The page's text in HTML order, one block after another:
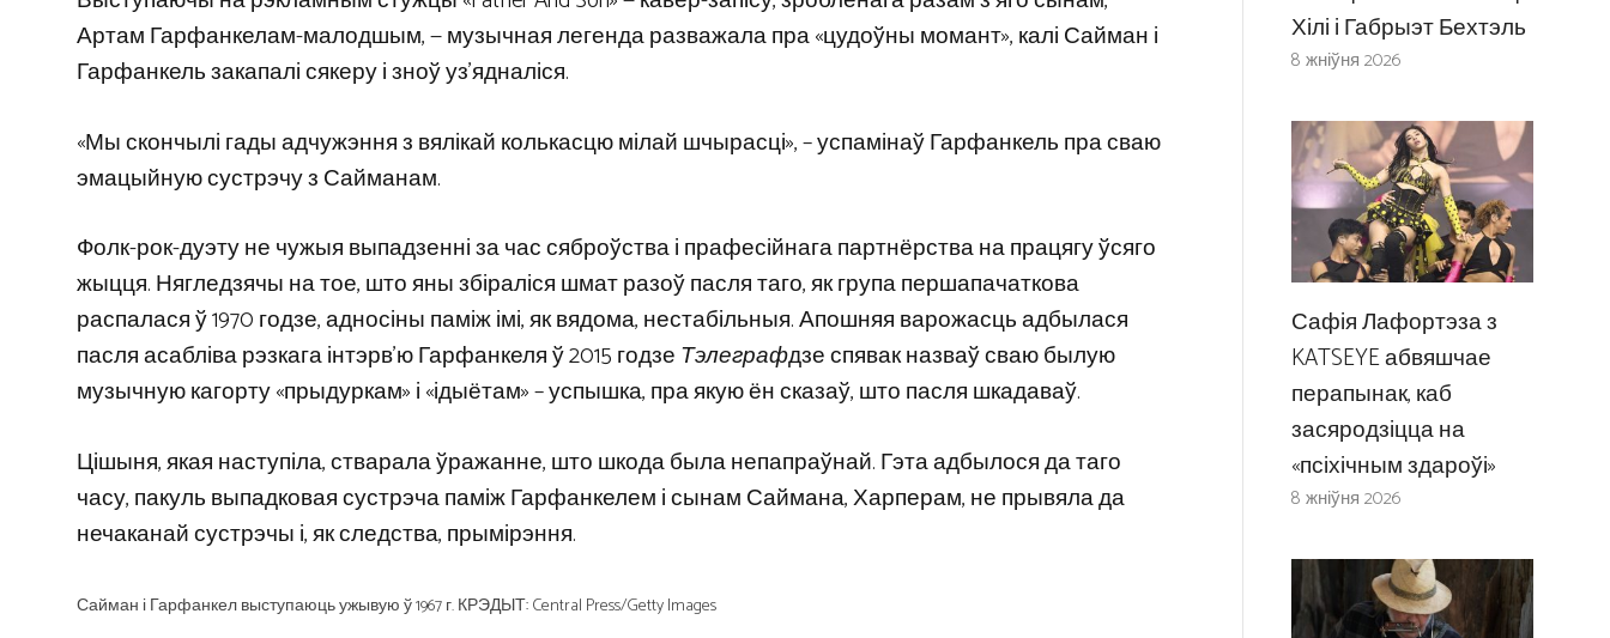
Артам Гарфанкелам-малодшым, — музычная легенда разважала пра «цудоўны момант», калі Сайман і
Гарфанкель закапалі сякеру і зноў уз’ядналіся.
«Мы скончылі гады адчужэння з вялікай колькасцю мілай шчырасці», – успамінаў Гарфанкель пра сваю
эмацыйную сустрэчу з Сайманам.
Фолк-рок-дуэту не чужыя выпадзенні за час сяброўства і прафесійнага партнёрства на працягу ўсяго
жыцця. Нягледзячы на ​​тое, што яны збіраліся шмат разоў пасля таго, як група першапачаткова
распалася ў 1970 годзе, адносіны паміж імі, як вядома, нестабільныя. Апошняя варожасць адбылася
пасля асабліва рэзкага інтэрв’ю Гарфанкеля ў 2015 годзеТэлеграфдзе спявак назваў сваю былую
музычную кагорту «прыдуркам» і «ідыётам» – успышка, пра якую ён сказаў, што пасля шкадаваў.
Цішыня, якая наступіла, стварала ўражанне, што шкода была непапраўнай. Гэта адбылося да таго
часу, пакуль выпадковая сустрэча паміж Гарфанкелем і сынам Саймана, Харперам, не прывяла да
нечаканай сустрэчы і, як следства, прымірэння.
Сайман і Гарфанкел выступаюць ужывую ў 1967 г. КРЭДЫТ: Central Press/Getty Images
Хілі і Габрыэт Бехтэль
8 жніўня 2026
Сафія Лафортэза з
KATSEYE абвяшчае
перапынак, каб
засяродзіцца на
«псіхічным здароўі»
8 жніўня 2026